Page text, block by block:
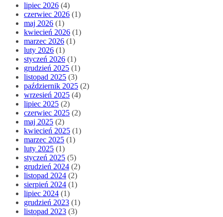
lipiec 2026 (4)
czerwiec 2026 (1)
maj 2026 (1)
kwiecień 2026 (1)
marzec 2026 (1)
luty 2026 (1)
styczeń 2026 (1)
grudzień 2025 (1)
listopad 2025 (3)
październik 2025 (2)
wrzesień 2025 (4)
lipiec 2025 (2)
czerwiec 2025 (2)
maj 2025 (2)
kwiecień 2025 (1)
marzec 2025 (1)
luty 2025 (1)
styczeń 2025 (5)
grudzień 2024 (2)
listopad 2024 (2)
sierpień 2024 (1)
lipiec 2024 (1)
grudzień 2023 (1)
listopad 2023 (3)